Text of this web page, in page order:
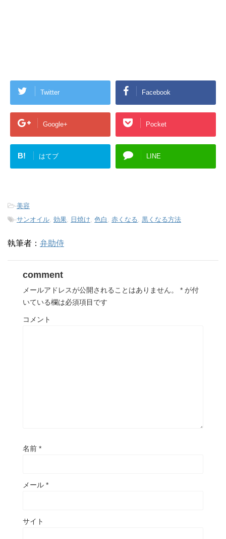
Twitter Facebook
Google+ Pocket
B! はてブ LINE
-美容
-サンオイル 効果 日焼け 色白 赤くなる 黒くなる方法
執筆者： 弁助侍
comment
メールアドレスが公開されることはありません。 * が付
いている欄は必須項目です
コメント
名前 *
メール *
サイト